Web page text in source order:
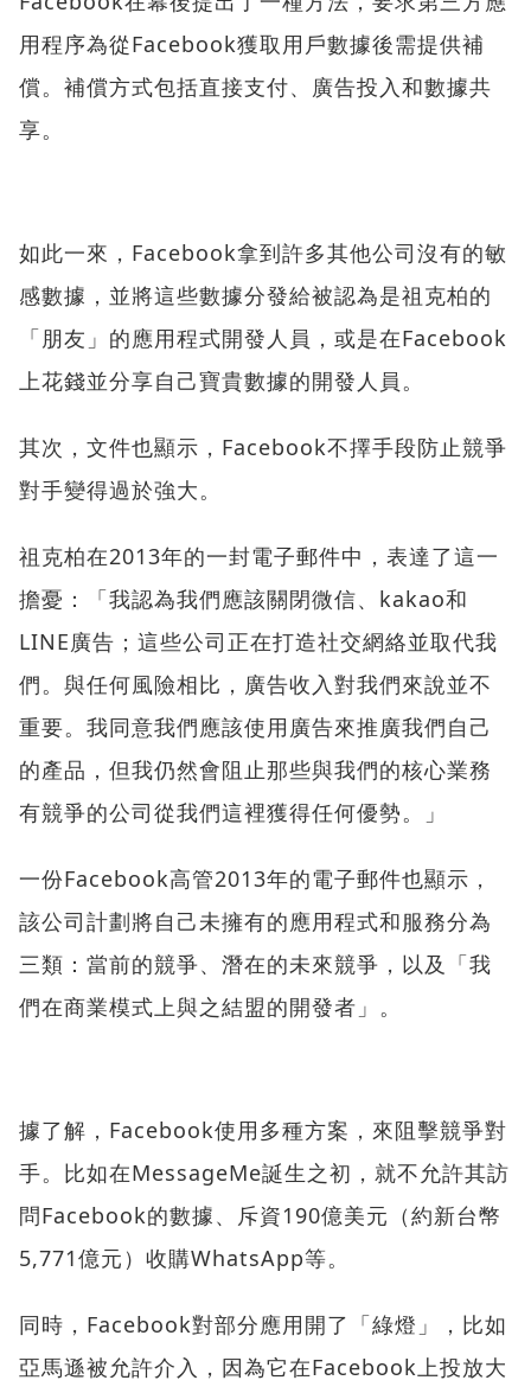
用程序為從Facebook獲取用戶數據後需提供補
償。補償方式包括直接支付、廣告投入和數據共
享。
如此一來，Facebook拿到許多其他公司沒有的敏
感數據，並將這些數據分發給被認為是祖克柏的
「朋友」的應用程式開發人員，或是在Facebook
上花錢並分享自己寶貴數據的開發人員。
其次，文件也顯示，Facebook不擇手段防止競爭
對手變得過於強大。
祖克柏在2013年的一封電子郵件中，表達了這一
擔憂：「我認為我們應該關閉微信、kakao和
LINE廣告；這些公司正在打造社交網絡並取代我
們。與任何風險相比，廣告收入對我們來說並不
重要。我同意我們應該使用廣告來推廣我們自己
的產品，但我仍然會阻止那些與我們的核心業務
有競爭的公司從我們這裡獲得任何優勢。」
一份Facebook高管2013年的電子郵件也顯示，
該公司計劃將自己未擁有的應用程式和服務分為
三類：當前的競爭、潛在的未來競爭，以及「我
們在商業模式上與之結盟的開發者」。
據了解，Facebook使用多種方案，來阻擊競爭對
手。比如在MessageMe誕生之初，就不允許其訪
問Facebook的數據、斥資190億美元（約新台幣
5,771億元）收購WhatsApp等。
同時，Facebook對部分應用開了「綠燈」，比如
亞馬遜被允許介入，因為它在Facebook上投放大